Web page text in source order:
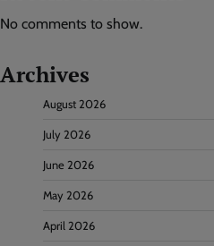
No comments to show.
Archives
August 2026
July 2026
June 2026
May 2026
April 2026